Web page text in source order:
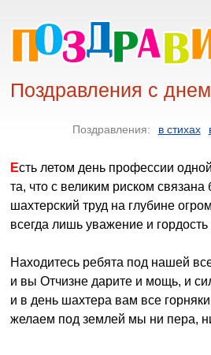
Поздравления с
Поздравления: в стихах
Есть летом день профессии
та, что с великим риском связана
шахтерский труд на глубине
всегда лишь уважение и
Находитесь ребята под нашей
и вы Отчизне дарите и мощь, и
и в день шахтера вам все
желаем под землей мы ни пера,